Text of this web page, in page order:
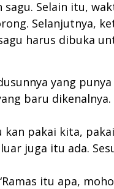
Selain itu,
Selanjutnya,
harus dibuka
yang
baru
pakai kita,
juga itu ada.
itu apa,